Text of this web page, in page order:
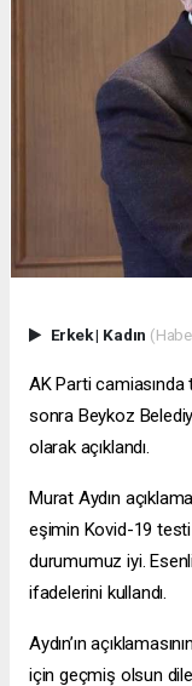
Erkek| Kadın
AK Parti
sonra Beykoz
olarak açıklandı.
Murat Aydın
eşimin Kovid-19
durumumuz iyi.
ifadelerini kullandı.
Aydın’ın
için geçmiş olsun